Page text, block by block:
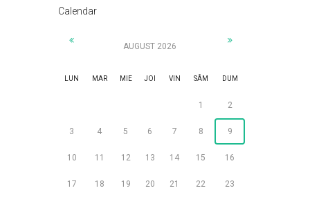
Calendar
AUGUST 2026
LUN MAR MIE JOI VIN SÂM DUM
1 2
3 4 5 6 7 8 9
10 11 12 13 14 15 16
17 18 19 20 21 22 23